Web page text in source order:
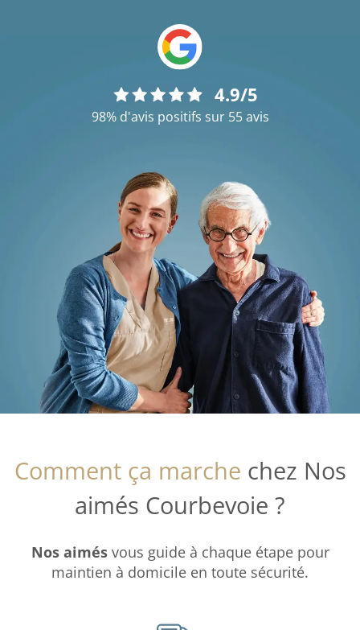
4.9/5
98% d'avis positifs sur 55 avis
Comment ça marche chez Nos
aimés Courbevoie ?
Nos aimésvous guide à chaque étape pour
maintien à domicile en toute sécurité.